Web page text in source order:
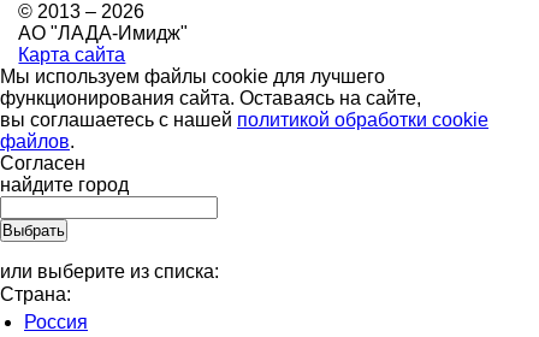
© 2013 – 2026
АО "ЛАДА-Имидж"
Карта сайта
Мы используем файлы cookie для лучшего
функционирования сайта. Оставаясь на сайте,
вы соглашаетесь с нашей политикой обработки cookie
файлов.
Согласен
найдите город
или выберите из списка:
Страна:
Россия